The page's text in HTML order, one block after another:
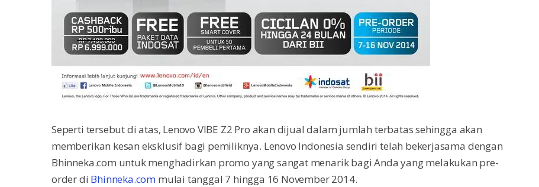
Seperti tersebut di atas, Lenovo VIBE Z2 Pro akan dijual dalam jumlah terbatas sehingga akan
memberikan kesan eksklusif bagi pemiliknya. Lenovo Indonesia sendiri telah bekerjasama dengan
Bhinneka.com untuk menghadirkan promo yang sangat menarik bagi Anda yang melakukan pre-
order di Bhinneka.com mulai tanggal 7 hingga 16 November 2014.